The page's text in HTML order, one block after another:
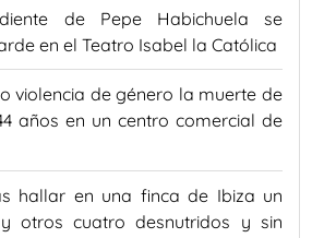
de Pepe Habichuela se
en el Teatro Isabel la Católica
violencia de género la muerte de
años en un centro comercial de
hallar en una finca de Ibiza un
otros cuatro desnutridos y sin